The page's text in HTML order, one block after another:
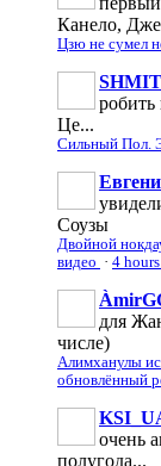
Канело,
Цзю не сумел
SHMIT
робить
Це...
Сильный Пол.
Соузы
Двойной
видео · 4
для
числе)
Алимханулы
обновлённый
очень
полугода...